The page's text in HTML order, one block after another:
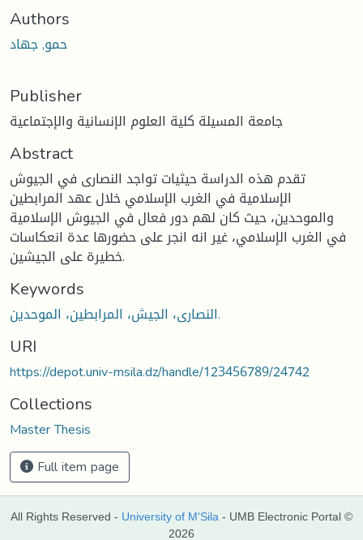
Authors
حمو, جهاد
Publisher
جامعة المسيلة كلية العلوم الإنسانية والإجتماعية
Abstract
تقدم هذه الدراسة حيثيات تواجد النصارى في الجيوش
الإسلامية في الغرب الإسلامي خلال عهد المرابطين
والموحدين، حيث كان لهم دور فعال في الجيوش الإسلامية
في الغرب الإسلامي، غير انه انجر على حضورها عدة انعكاسات
خطيرة على الجيشين.
Keywords
النصارى، الجيش، المرابطين، الموحدين.
URI
https://depot.univ-msila.dz/handle/123456789/24742
Collections
Master Thesis
Full item page
All Rights Reserved - University of M'Sila - UMB Electronic Portal ©
2026